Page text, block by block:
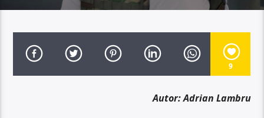
9
Autor: Adrian Lambru